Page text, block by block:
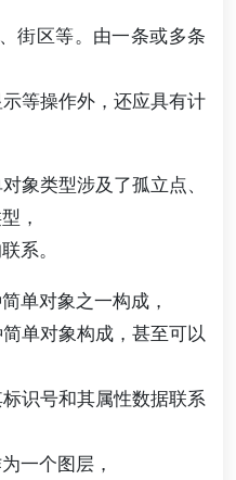
街区等。由一条或多条
等操作外，还应具有计
象类型涉及了孤立点、
，
系。
单对象之一构成，
单对象构成，甚至可以
识号和其属性数据联系
一个图层，